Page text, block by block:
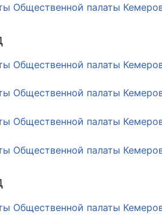
ОП КО
штаб
Общественной палаты
Общественной палаты
Общественной палаты
Общественной палаты
Общественной палаты
Общественной палаты